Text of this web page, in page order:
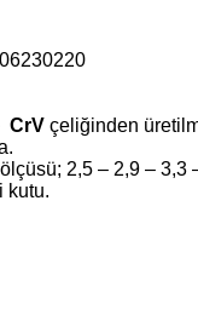
CrV çeliğinden
2,5 – 2,9 – 3,3
kutu.